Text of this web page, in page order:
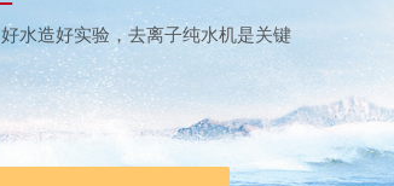
好水造好实验，去离子纯水机是关键